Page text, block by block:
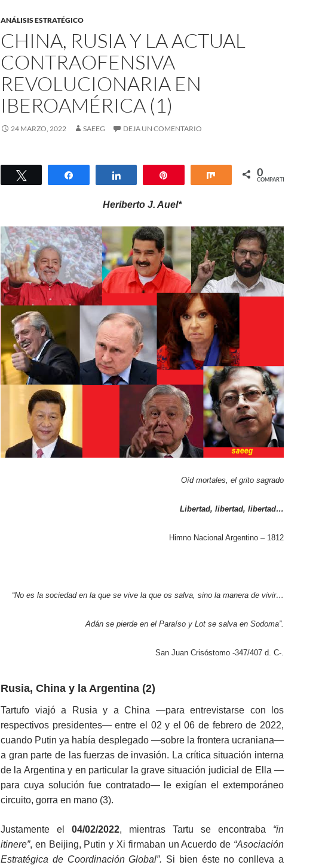
ANÁLISIS ESTRATÉGICO
CHINA, RUSIA Y LA ACTUAL
CONTRAOFENSIVA
REVOLUCIONARIA EN
IBEROAMÉRICA (1)
24 MARZO, 2022 SAEEG DEJA UN COMENTARIO
Twittear Compartir Compartir Compartir
0
COMPARTIR
Heriberto J. Auel*
Oíd mortales, el grito sagrado
Libertad, libertad, libertad…
Himno Nacional Argentino – 1812
“No es la sociedad en la que se vive la que os salva, sino la manera de vivir…
Adán se pierde en el Paraíso y Lot se salva en Sodoma”.
San Juan Crisóstomo -347/407 d. C-.
Rusia, China y la Argentina (2)
Tartufo viajó a Rusia y a China —para entrevistarse con los
respectivos presidentes— entre el 02 y el 06 de febrero de 2022,
cuando Putin ya había desplegado —sobre la frontera ucraniana—
a gran parte de las fuerzas de invasión. La crítica situación interna
de la Argentina y en particular la grave situación judicial de Ella —
para cuya solución fue contratado— le exigían el extemporáneo
circuito, gorra en mano (3).
Justamente el 04/02/2022, mientras Tartu se encontraba “in
itinere”, en Beijing, Putin y Xi firmaban un Acuerdo de “Asociación
Estratégica de Coordinación Global”. Si bien éste no conlleva a